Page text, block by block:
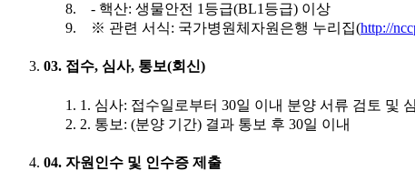
- 핵산: 생물안전 1등급(BL1등급) 이상
※ 관련 서식: 국가병원체자원은행 누리집(http://
03. 접수, 심사, 통보(회신)
1. 심사: 접수일로부터 30일 이내 분양 서류 검토 및
2. 통보: (분양 기간) 결과 통보 후 30일 이내
04. 자원인수 및 인수증 제출